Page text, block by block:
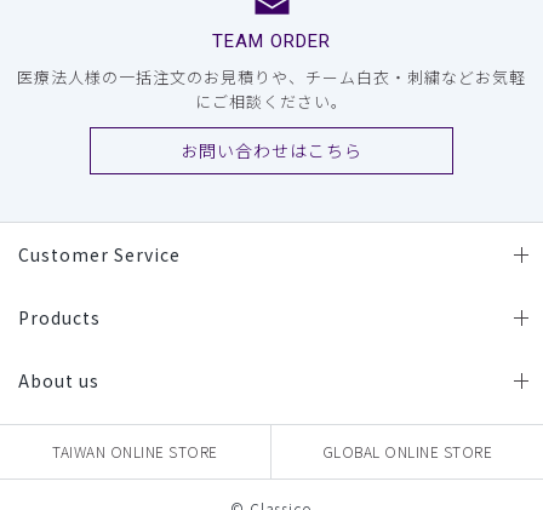
TEAM ORDER
医療法人様の一括注文のお見積りや、チーム白衣・刺繍などお気軽
にご相談ください。
お問い合わせはこちら
Customer Service
Products
About us
TAIWAN ONLINE STORE GLOBAL ONLINE STORE